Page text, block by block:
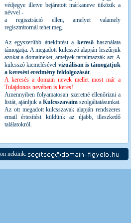
védjegye illetve bejáratott márkaneve ütközik a
névvel -
a regisztráció ellen, amelyet valamely
regisztrátornál tehet meg.
Az egyszerűbb áttekintést a keresőhasználata
támogatja. A megadott kulcsszó alapján leszűrjük
azokat a domaineket, amelyek tartalmazzák azt. A
kulcsszó kiemelésével vizuálisan is támogatjuk
a keresési eredmény feldolgozását.
A keresés a domain nevek mellet most már a
Tulajdonos nevében is keres!
Amennyiben folyamatosan szeretné ellenőrizni a
listát, ajánljuk a Kulcsszavaimszolgáltatásunkat.
Az ott megadott kulcsszavak alapján rendszeres
email értesítést küldünk az újabb, illeszkedő
találatokról.
nekünk: